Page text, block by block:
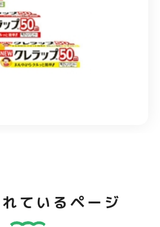
ているページ